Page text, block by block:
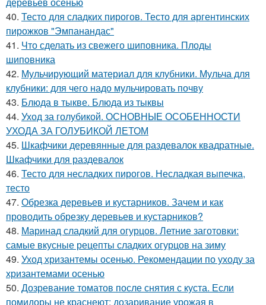
40. Тесто для сладких пирогов. Тесто для аргентинских
пирожков "Эмпанандас"
41. Что сделать из свежего шиповника. Плоды
шиповника
42. Мульчирующий материал для клубники. Мульча для
клубники: для чего надо мульчировать почву
43. Блюда в тыкве. Блюда из тыквы
44. Уход за голубикой. ОСНОВНЫЕ ОСОБЕННОСТИ
УХОДА ЗА ГОЛУБИКОЙ ЛЕТОМ
45. Шкафчики деревянные для раздевалок квадратные.
Шкафчики для раздевалок
46. Тесто для несладких пирогов. Несладкая выпечка,
тесто
47. Обрезка деревьев и кустарников. Зачем и как
проводить обрезку деревьев и кустарников?
48. Маринад сладкий для огурцов. Летние заготовки:
самые вкусные рецепты сладких огурцов на зиму
49. Уход хризантемы осенью. Рекомендации по уходу за
хризантемами осенью
50. Дозревание томатов после снятия с куста. Если
помидоры не краснеют: дозаривание урожая в